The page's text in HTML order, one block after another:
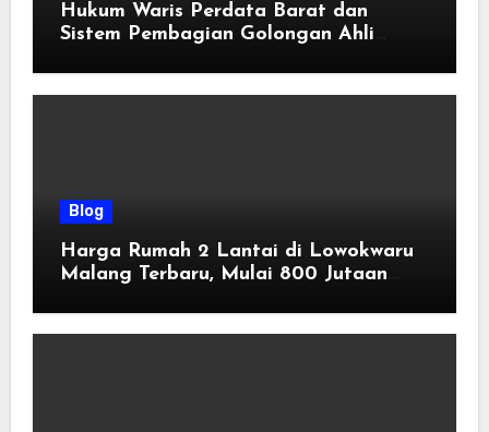
Hukum Waris Perdata Barat dan
Sistem Pembagian Golongan Ahli
Blog
Harga Rumah 2 Lantai di Lowokwaru
Malang Terbaru, Mulai 800 Jutaan